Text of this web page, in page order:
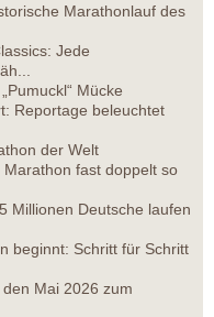
Marathonlauf des
Jede
Mücke
Reportage beleuchtet
der Welt
fast doppelt so
Millionen Deutsche laufen
beginnt: Schritt für Schritt
Mai 2026 zum